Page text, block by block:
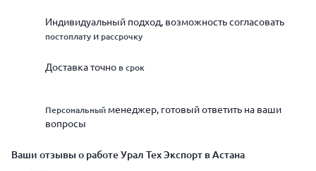
Индивидуальный подход, возможность согласовать
постоплату и рассрочку
Доставка точно в срок
Персональный менеджер, готовый ответить на ваши
вопросы
Ваши отзывы о работе Урал Тех Экспорт в Астана